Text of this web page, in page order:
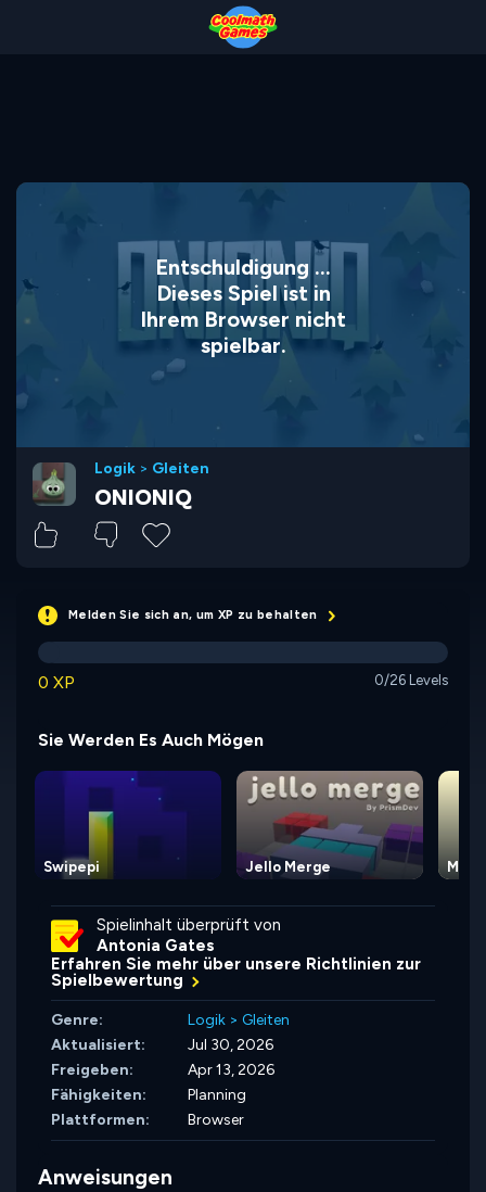
Entschuldigung ...
Dieses Spiel ist in
Ihrem Browser nicht
spielbar.
Logik > Gleiten
ONIONIQ
Melden Sie sich an, um XP zu behalten
0 XP 0/26 Levels
Sie Werden Es Auch Mögen
Swipepi Jello Merge
Spielinhalt überprüft von
Antonia Gates
Erfahren Sie mehr über unsere Richtlinien zur
Spielbewertung
Genre: Logik > Gleiten
Aktualisiert:
Jul 30, 2026
Freigeben:
Apr 13, 2026
Fähigkeiten:
Planning
Plattformen:
Browser
Anweisungen